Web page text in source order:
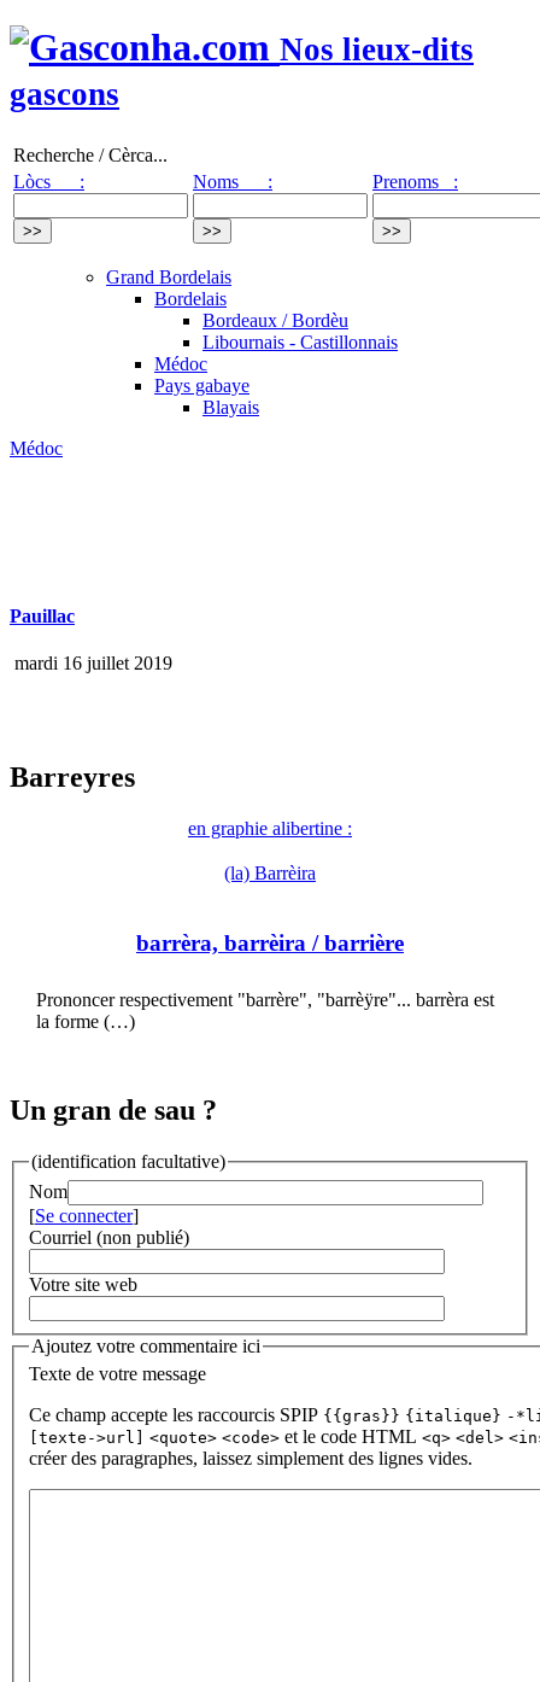
Nos lieux-dits
gascons
Recherche / Cèrca...
Lòcs :
Noms : Prenoms :
Grand Bordelais
Bordelais
Bordeaux / Bordèu
Libournais - Castillonnais
Médoc
Pays gabaye
Blayais
Médoc
Pauillac
mardi 16 juillet 2019
Barreyres
en graphie alibertine :
(la) Barrèira
barrèra, barrèira / barrière
Prononcer respectivement "barrère", "barrèÿre"... barrèra est
la forme (…)
Un gran de sau ?
(identification facultative)
Nom
[Se connecter]
Courriel (non publié)
Votre site web
Ajoutez votre commentaire ici
Texte de votre message
Ce champ accepte les raccourcis SPIP {{gras}} {italique} -
[texte->url]
<quote> <code> et le code HTML <q> <del>
créer des paragraphes, laissez simplement des lignes vides.